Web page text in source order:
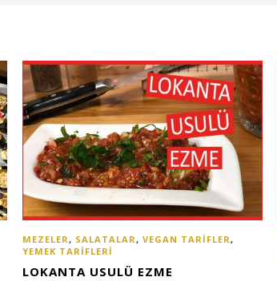
MEZELER, SALATALAR, VEGAN TARIFLER,
YEMEK TARIFLERI
LOKANTA USULÜ EZME